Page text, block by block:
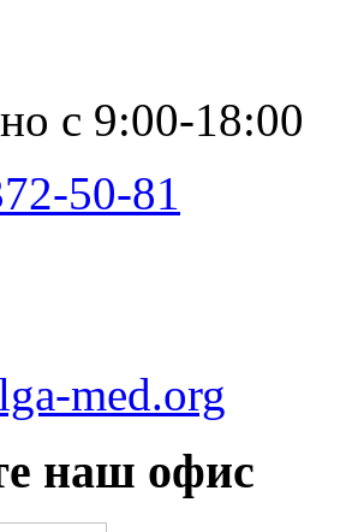
с 9:00-18:00
50-81
med.org
наш офис